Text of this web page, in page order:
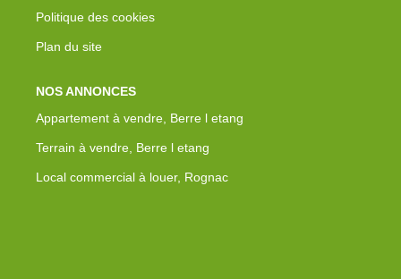
Politique des cookies
Plan du site
NOS ANNONCES
Appartement à vendre, Berre l etang
Terrain à vendre, Berre l etang
Local commercial à louer, Rognac